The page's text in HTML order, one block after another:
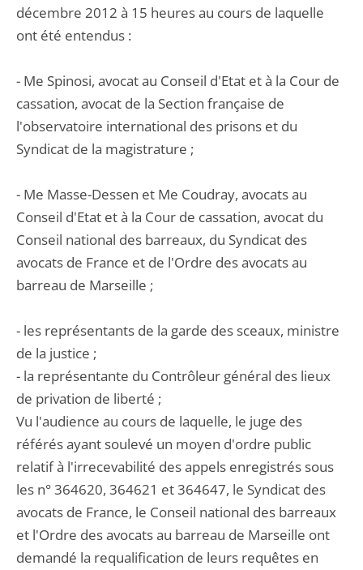
décembre 2012 à 15 heures au cours de laquelle
ont été entendus :
- Me Spinosi, avocat au Conseil d'Etat et à la Cour de
cassation, avocat de la Section française de
l'observatoire international des prisons et du
Syndicat de la magistrature ;
- Me Masse-Dessen et Me Coudray, avocats au
Conseil d'Etat et à la Cour de cassation, avocat du
Conseil national des barreaux, du Syndicat des
avocats de France et de l'Ordre des avocats au
barreau de Marseille ;
- les représentants de la garde des sceaux, ministre
de la justice ;
- la représentante du Contrôleur général des lieux
de privation de liberté ;
Vu l'audience au cours de laquelle, le juge des
référés ayant soulevé un moyen d'ordre public
relatif à l'irrecevabilité des appels enregistrés sous
les n° 364620, 364621 et 364647, le Syndicat des
avocats de France, le Conseil national des barreaux
et l'Ordre des avocats au barreau de Marseille ont
demandé la requalification de leurs requêtes en